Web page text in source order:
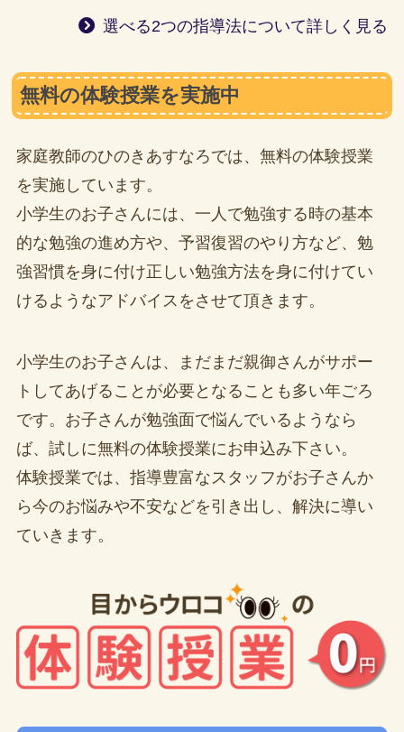
選べる2つの指導法について詳しく見る
無料の体験授業を実施中
家庭教師のひのきあすなろでは、無料の体験授業
を実施しています。
小学生のお子さんには、一人で勉強する時の基本
的な勉強の進め方や、予習復習のやり方など、勉
強習慣を身に付け正しい勉強方法を身に付けてい
けるようなアドバイスをさせて頂きます。
小学生のお子さんは、まだまだ親御さんがサポー
トしてあげることが必要となることも多い年ごろ
です。お子さんが勉強面で悩んでいるようなら
ば、試しに無料の体験授業にお申込み下さい。
体験授業では、指導豊富なスタッフがお子さんか
ら今のお悩みや不安などを引き出し、解決に導い
ていきます。